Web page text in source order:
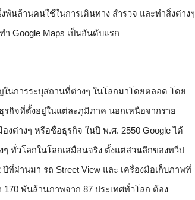
นล้านคนใช้ในการเดินทาง สำรวจ และทำสิ่งต่างๆ
Google Maps เป็นอันดับแรก
นการระบุสถานที่ต่างๆ ในโลกมาโดยตลอด โดย
รกิจที่ตั้งอยู่ในแต่ละภูมิภาค นอกเหนือจากราย
งต่างๆ หรือชื่อธุรกิจ ในปี พ.ศ. 2550 Google ได้
ทั่วโลกในโลกเสมือนจริง ตั้งแต่ส่วนลึกของทวีป
ที่ผ่านมา รถ Street View และ เครื่องมือเก็บภาพที่
170 พันล้านภาพจาก 87 ประเทศทั่วโลก ต้อง